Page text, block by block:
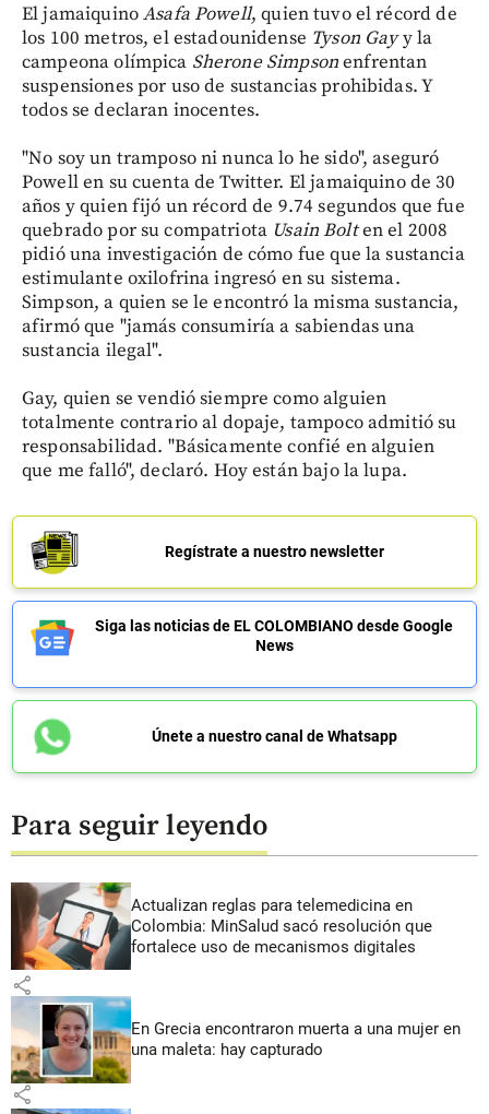
El jamaiquinoAsafaPowell, quien tuvo el récord de
los 100 metros, el estadounidense Tyson Gayy la
campeona olímpica Sherone Simpsonenfrentan
suspensiones por uso de sustancias prohibidas. Y
todos se declaran inocentes.
"No soy un tramposo ni nunca lo he sido", aseguró
Powell en su cuenta de Twitter. El jamaiquino de 30
años y quien fijó un récord de 9.74 segundos que fue
quebrado por su compatriota Usain Bolten el 2008
pidió una investigación de cómo fue que la sustancia
estimulante oxilofrina ingresó en su sistema.
Simpson, a quien se le encontró la misma sustancia,
afirmó que "jamás consumiría a sabiendas una
sustancia ilegal".
Gay, quien se vendió siempre como alguien
totalmente contrario al dopaje, tampoco admitió su
responsabilidad. "Básicamente confié en alguien
que me falló", declaró. Hoy están bajo la lupa.
Regístrate a nuestro newsletter
Siga las noticias de EL COLOMBIANO desde Google
News
Únete a nuestro canal de Whatsapp
Para seguir leyendo
Actualizan reglas para telemedicina en
Colombia: MinSalud sacó resolución que
fortalece uso de mecanismos digitales
share
En Grecia encontraron muerta a una mujer en
una maleta: hay capturado
share